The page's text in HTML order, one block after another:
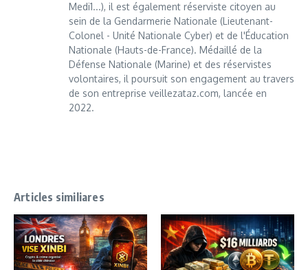
Medi1...), il est également réserviste citoyen au
sein de la Gendarmerie Nationale (Lieutenant-
Colonel - Unité Nationale Cyber) et de l'Éducation
Nationale (Hauts-de-France). Médaillé de la
Défense Nationale (Marine) et des réservistes
volontaires, il poursuit son engagement au travers
de son entreprise veillezataz.com, lancée en
2022.
Articles similiares